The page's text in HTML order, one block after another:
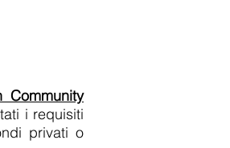
Community
i requisiti
privati o